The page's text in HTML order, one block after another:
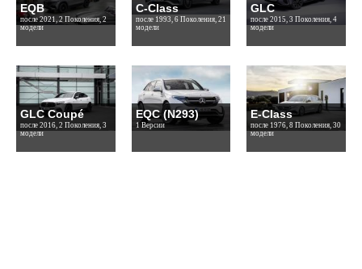
EQB
после 2021, 2 Поколения, 2
модели
C-Class
после 1993, 6 Поколения, 21
модели
GLC
после 2015, 3 Поколения, 4
модели
GLC Coupé
после 2016, 2 Поколения, 3
модели
EQC (N293)
1 Версии
E-Class
после 1976, 8 Поколения, 30
модели